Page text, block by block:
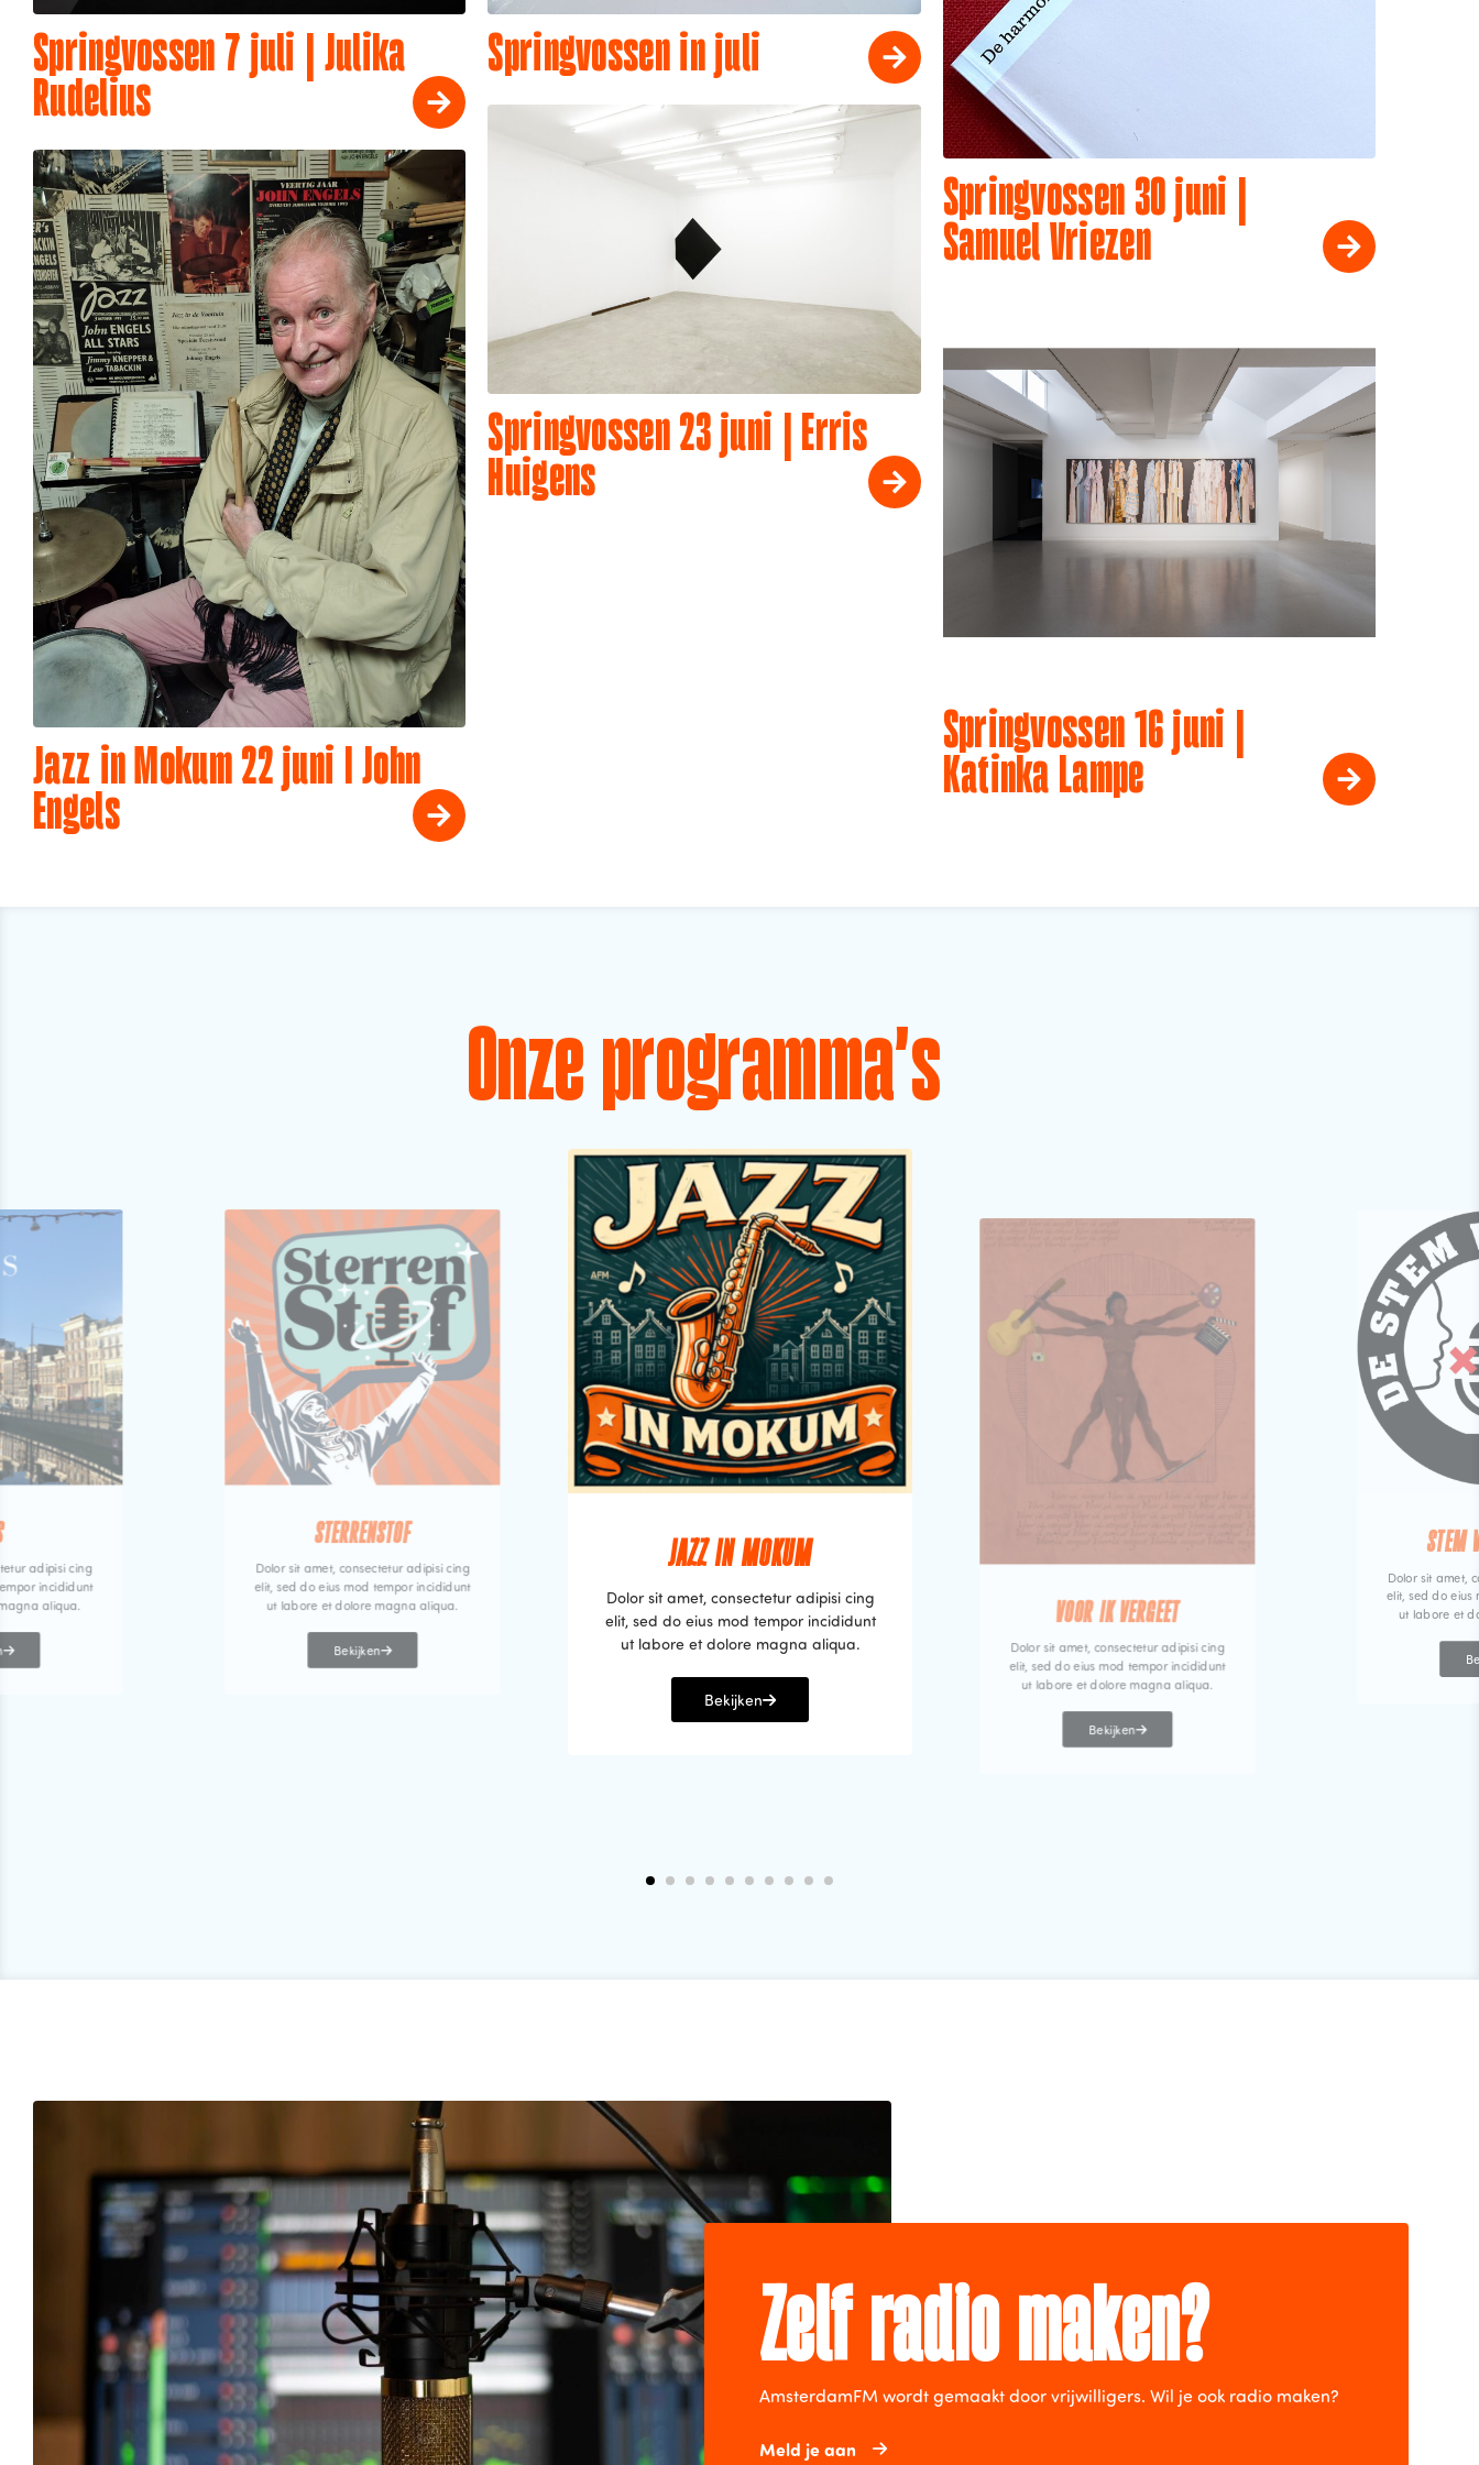
Springvossen 7 juli | Julika
Rudelius
Springvossen in juli
Springvossen 30 juni |
Samuel Vriezen
Springvossen 23 juni | Erris
Huigens
Jazz in Mokum 22 juni I John
Engels
Springvossen 16 juni |
Katinka Lampe
Onze programma's
adipisi cing
incididunt
aliqua.
STERRENSTOF
Dolor sit amet, consectetur adipisi cing
elit, sed do eius mod tempor incididunt
ut labore et dolore magna aliqua.
Bekijken
JAZZ IN MOKUM
Dolor sit amet, consectetur adipisi cing
elit, sed do eius mod tempor incididunt
ut labore et dolore magna aliqua.
Bekijken
VOOR IK VERGEET
Dolor sit amet, consectetur adipisi cing
elit, sed do eius mod tempor incididunt
ut labore et dolore magna aliqua.
Bekijken
STEM
Dolor sit amet,
elit, sed do eius
ut labore et
Zelf radio maken?
AmsterdamFM wordt gemaakt door vrijwilligers. Wil je ook radio maken?
Meld je aan